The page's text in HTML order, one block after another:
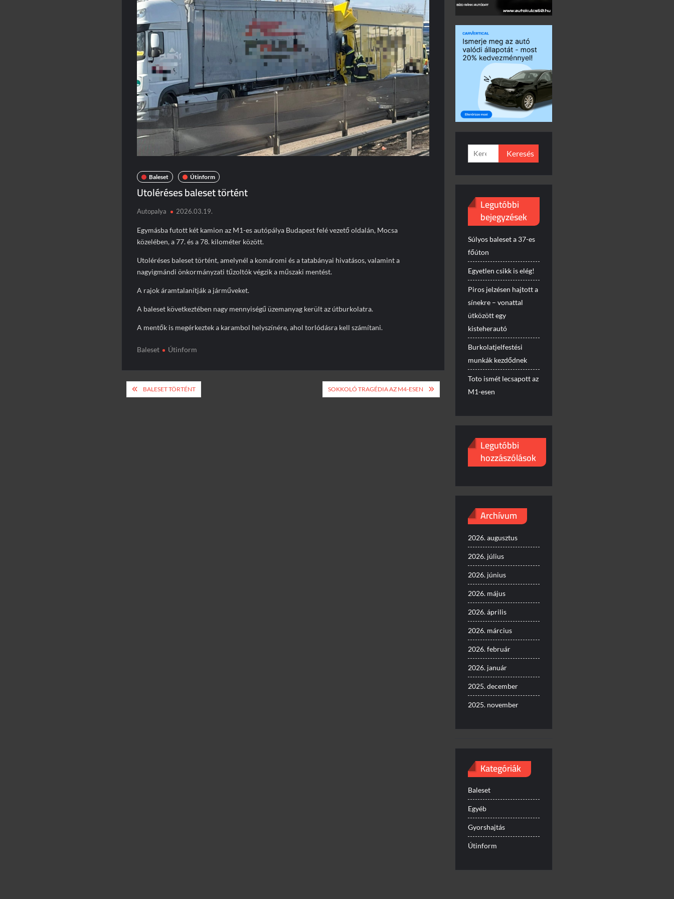
Baleset Útinform
Utoléréses baleset történt
Autopalya 2026.03.19.
Egymásba futott két kamion az M1-es autópálya Budapest felé vezető oldalán, Mocsa
közelében, a 77. és a 78. kilométer között.
Utoléréses baleset történt, amelynél a komáromi és a tatabányai hivatásos, valamint a
nagyigmándi önkormányzati tűzoltók végzik a műszaki mentést.
A rajok áramtalanítják a járműveket.
A baleset következtében nagy mennyiségű üzemanyag került az útburkolatra.
A mentők is megérkeztek a karambol helyszínére, ahol torlódásra kell számítani.
Baleset Útinform
Bejegyzés
navigáció
BALESET TÖRTÉNT SOKKOLÓ TRAGÉDIA AZ M4-ESEN
Keresés:
Legutóbbi
bejegyzések
Súlyos baleset a 37-es
főúton
Egyetlen csikk is elég!
Piros jelzésen hajtott a
sínekre – vonattal
ütközött egy
kisteherautó
Burkolatjelfestési
munkák kezdődnek
Toto ismét lecsapott az
M1-esen
Legutóbbi
hozzászólások
Archívum
2026. augusztus
2026. július
2026. június
2026. május
2026. április
2026. március
2026. február
2026. január
2025. december
2025. november
Kategóriák
Baleset
Egyéb
Gyorshajtás
Útinform